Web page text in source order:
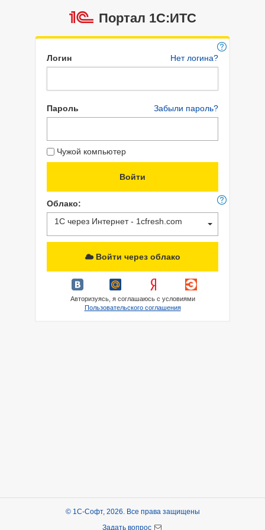
Портал 1C:ИТС
Логин Нет логина?
Пароль Забыли пароль?
Чужой компьютер
Облако:
1С через Интернет - 1cfresh.com
Войти через облако
Авторизуясь, я соглашаюсь с условиями
Пользовательского соглашения
© 1С-Софт, 2026. Все права защищены
Задать вопрос